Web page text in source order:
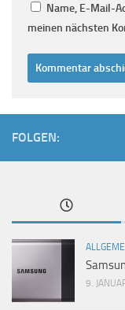
Name, E-Mail-
meinen nächsten
FOLGEN:
9.